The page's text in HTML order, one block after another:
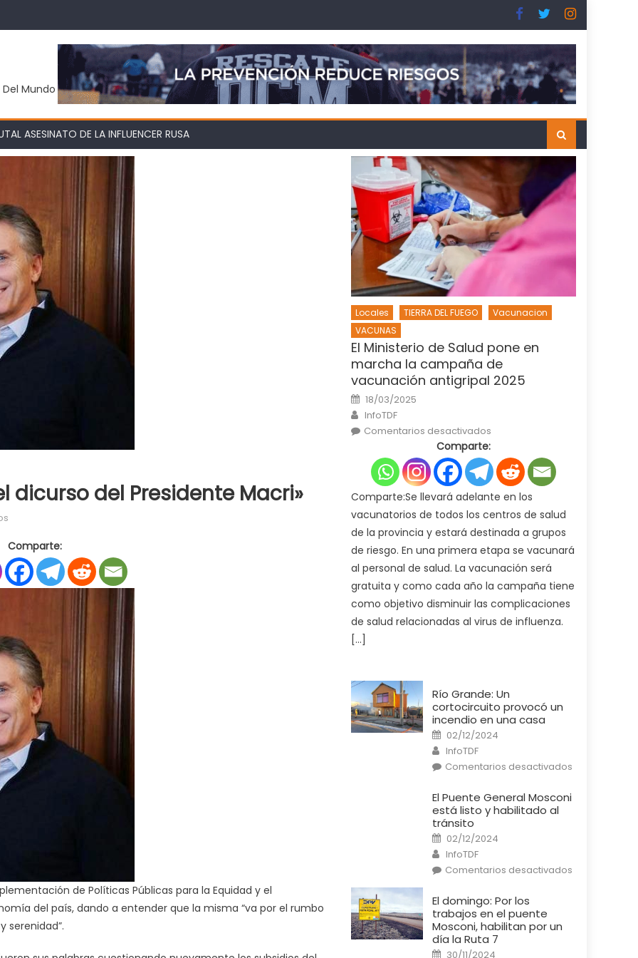
Mundo
ASESINATO DE LA INFLUENCER RUSA
dicurso del Presidente Macri»
Roma:
«Defiendo
el
Macri»
Comparte:
de Políticas Públicas para la Equidad y el
del país, dando a entender que la misma “va por el rumbo
serenidad”.
Locales TIERRA DEL FUEGO
Vacunacion
VACUNAS
El Ministerio de Salud pone en
marcha la campaña de
vacunación antigripal 2025
Posted
on
18/03/2025
Author
InfoTDF
Comentarios desactivados
de
Salud
pone
en
marcha
la
campaña
de
vacunación
antigripal
2025
Comparte:
Comparte:Se llevará adelante en los
vacunatorios de todos los centros de salud
de la provincia y estará destinada a grupos
de riesgo. En una primera etapa se vacunará
al personal de salud. La vacunación será
gratuita y como cada año la campaña tiene
como objetivo disminuir las complicaciones
de salud relacionadas al virus de influenza.
[…]
Río Grande: Un
cortocircuito provocó un
incendio en una casa
Posted
on
02/12/2024
Author
InfoTDF
Comentarios desactivadosen
Río
El Puente General Mosconi
está listo y habilitado al
tránsito
Posted
on
02/12/2024
Author
InfoTDF
Comentarios desactivadosen
El
El domingo: Por los
trabajos en el puente
Mosconi, habilitan por un
día la Ruta 7
Posted
30/11/2024